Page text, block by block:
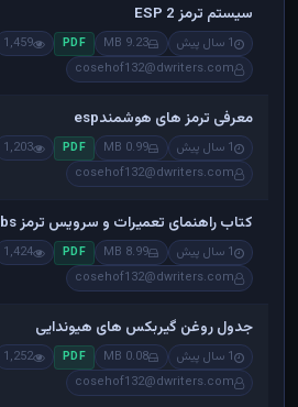
سیستم ترمز ESP 2
1 سال پیش 9.23 MB
PDF
1,459
cosehof132@dwriters.com
معرفی ترمز های هوشمندesp
1 سال پیش 0.99 MB
PDF
1,203
cosehof132@dwriters.com
کتاب راهنمای تعمیرات و سرویس ترمز absایرانخودرو
1 سال پیش 8.99 MB
PDF
1,424
cosehof132@dwriters.com
جدول روغن گیربکس های هیوندایی
1 سال پیش 0.08 MB
PDF
1,252
cosehof132@dwriters.com